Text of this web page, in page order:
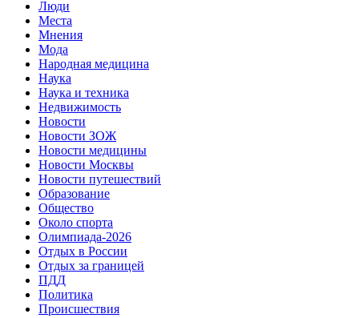
Люди
Места
Мнения
Мода
Народная медицина
Наука
Наука и техника
Недвижимость
Новости
Новости ЗОЖ
Новости медицины
Новости Москвы
Новости путешествий
Образование
Общество
Около спорта
Олимпиада-2026
Отдых в России
Отдых за границей
ПДД
Политика
Происшествия